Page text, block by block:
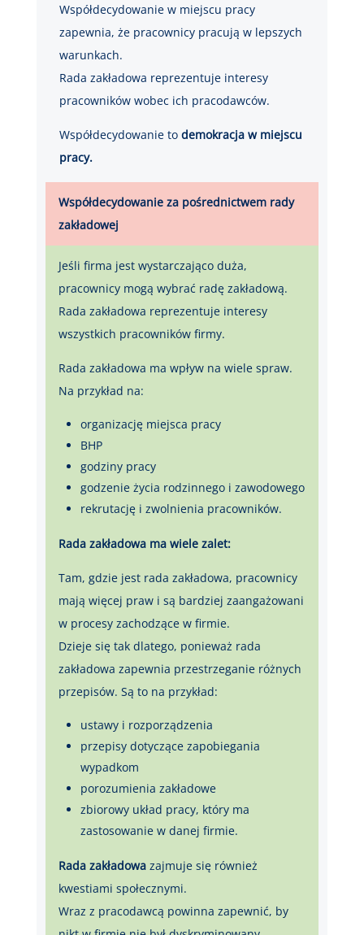
Współdecydowanie w miejscu pracy
zapewnia, że pracownicy pracują w lepszych
warunkach.
Rada zakładowa reprezentuje interesy
pracowników wobec ich pracodawców.
Współdecydowanie to demokracja w miejscu
pracy.
Współdecydowanie za pośrednictwem rady
zakładowej
Jeśli firma jest wystarczająco duża,
pracownicy mogą wybrać radę zakładową.
Rada zakładowa reprezentuje interesy
wszystkich pracowników firmy.
Rada zakładowa ma wpływ na wiele spraw.
Na przykład na:
organizację miejsca pracy
BHP
godziny pracy
godzenie życia rodzinnego i zawodowego
rekrutację i zwolnienia pracowników.
Rada zakładowa ma wiele zalet:
Tam, gdzie jest rada zakładowa, pracownicy
mają więcej praw i są bardziej zaangażowani
w procesy zachodzące w firmie.
Dzieje się tak dlatego, ponieważ rada
zakładowa zapewnia przestrzeganie różnych
przepisów. Są to na przykład:
ustawy i rozporządzenia
przepisy dotyczące zapobiegania
wypadkom
porozumienia zakładowe
zbiorowy układ pracy, który ma
zastosowanie w danej firmie.
Rada zakładowazajmuje się również
kwestiami społecznymi.
Wraz z pracodawcą powinna zapewnić, by